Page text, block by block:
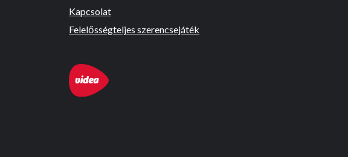
Kapcsolat
Felelősségteljes szerencsejáték